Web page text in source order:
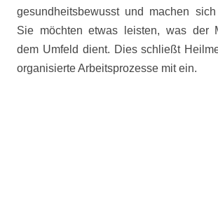
gesundheitsbewusst und machen
Sie möchten etwas leisten, was der
dem Umfeld dient. Dies schließt
organisierte Arbeitsprozesse mit ein.